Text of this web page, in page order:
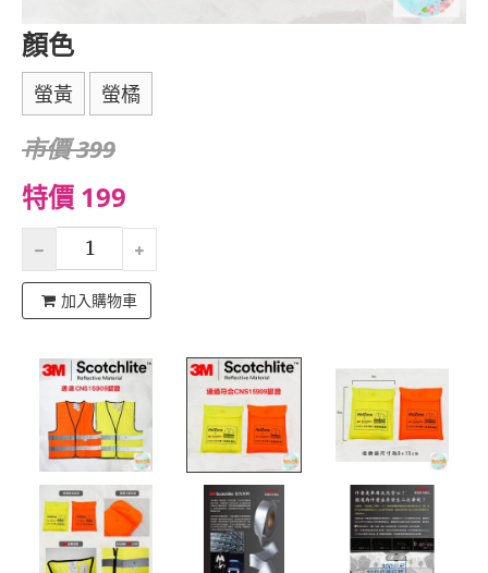
顏色
螢黃 螢橘
市價 399
特價 199
加入購物車